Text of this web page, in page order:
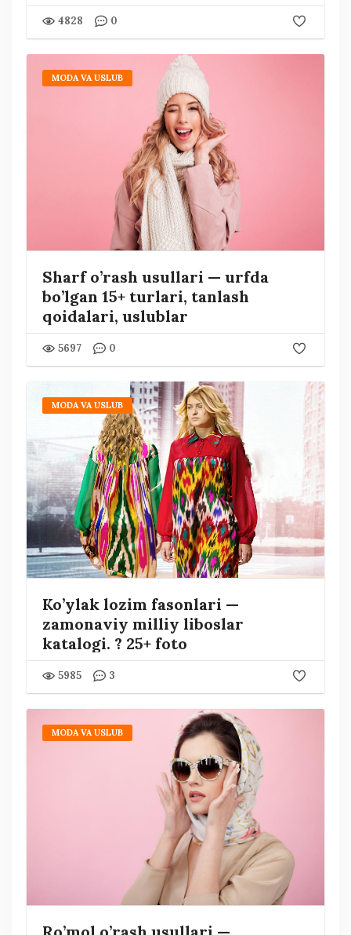
4828 0
MODA VA USLUB
Sharf o’rash usullari — urfda
bo’lgan 15+ turlari, tanlash
qoidalari, uslublar
5697 0
MODA VA USLUB
Ko’ylak lozim fasonlari —
zamonaviy milliy liboslar
katalogi. ? 25+ foto
5985 3
MODA VA USLUB